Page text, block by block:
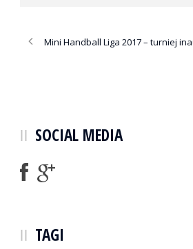
Mini Handball Liga 2017 – turniej
SOCIAL MEDIA
TAGI